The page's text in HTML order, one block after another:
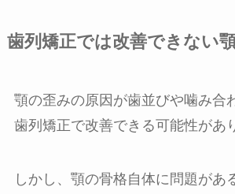
歯列矯正では改善できない
顎の歪みの原因が歯並びや噛み合
歯列矯正で改善できる可能性があ
しかし、顎の骨格自体に問題があ